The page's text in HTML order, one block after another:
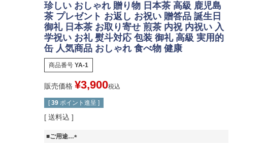
珍しい おしゃれ 贈り物 日本茶 高級 鹿児島
茶 プレゼント お返し お祝い 贈答品 誕生日
御礼 日本茶 お取り寄せ 煎茶 内祝 内祝い 入
学祝い お礼 熨斗対応 包装 御礼 高級 実用的
缶 人気商品 おしゃれ 食べ物 健康
商品番号 YA-1
販売価格 ¥3,900税込
[ 39 ポイント進呈 ]
送料込
■ご用途…